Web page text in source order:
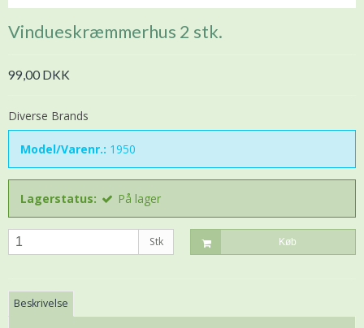
Vindueskræmmerhus 2 stk.
99,00 DKK
Diverse Brands
Model/Varenr.: 1950
Lagerstatus: På lager
Stk Køb
Beskrivelse